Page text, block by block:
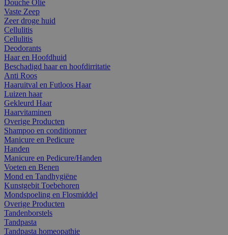
Douche Olie
Vaste Zeep
Zeer droge huid
Cellulitis
Cellulitis
Deodorants
Haar en Hoofdhuid
Beschadigd haar en hoofdirritatie
Anti Roos
Haaruitval en Futloos Haar
Luizen haar
Gekleurd Haar
Haarvitaminen
Overige Producten
Shampoo en conditionner
Manicure en Pedicure
Handen
Manicure en Pedicure/Handen
Voeten en Benen
Mond en Tandhygiëne
Kunstgebit Toebehoren
Mondspoeling en Flosmiddel
Overige Producten
Tandenborstels
Tandpasta
Tandpasta homeopathie